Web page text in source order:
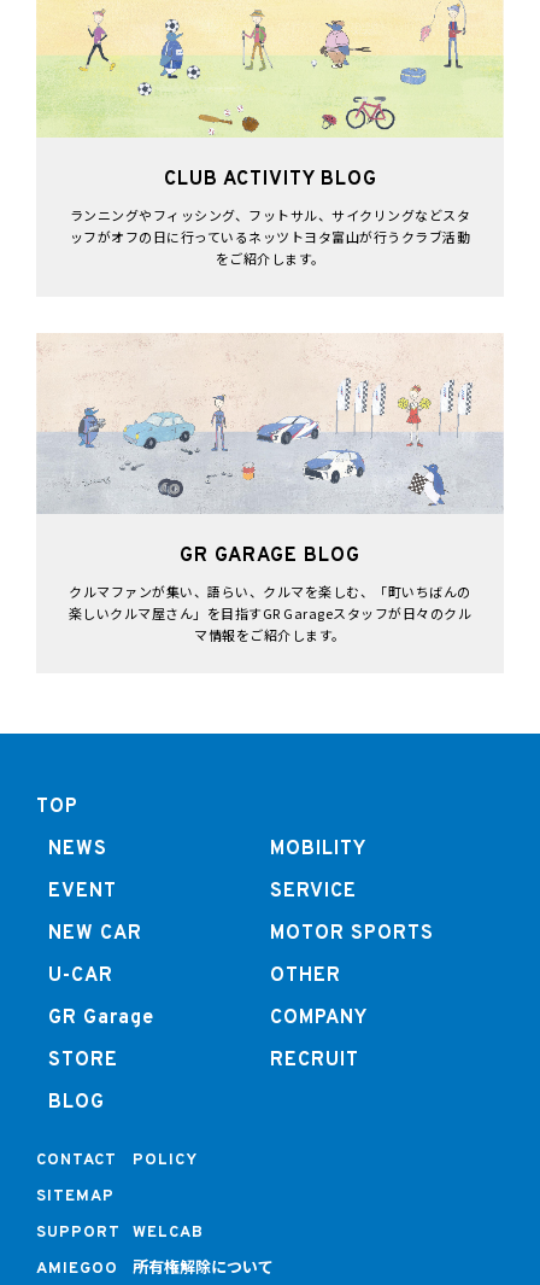
CLUB ACTIVITY BLOG
ランニングやフィッシング、フットサル、サイクリングなどスタ
ッフがオフの日に行っているネッツトヨタ富山が行うクラブ活動
をご紹介します。
GR GARAGE BLOG
クルマファンが集い、語らい、クルマを楽しむ、「町いちばんの
楽しいクルマ屋さん」を目指すGR Garageスタッフが日々のクル
マ情報をご紹介します。
TOP
NEWS
EVENT
NEW CAR
U-CAR
GR Garage
STORE
BLOG
MOBILITY
SERVICE
MOTOR SPORTS
OTHER
COMPANY
RECRUIT
CONTACT
POLICY
SITEMAP
SUPPORT
WELCAB
AMIEGOO
所有権解除について